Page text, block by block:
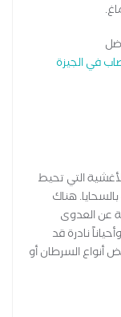
في الجيزة
التي تحيط
هناك
عن العدوى
نادرة قد
أنواع السرطان أو